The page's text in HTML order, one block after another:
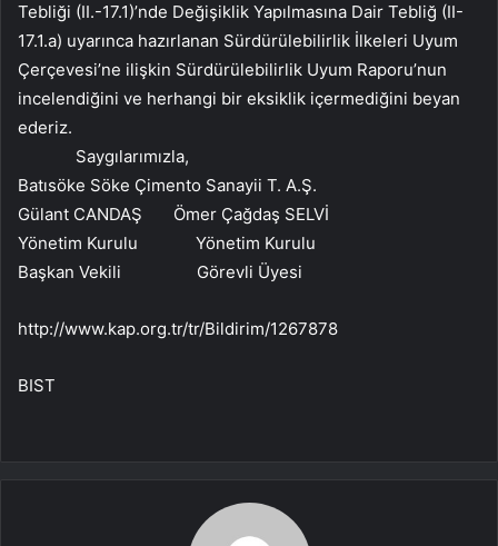
Tebliği (II.-17.1)’nde Değişiklik Yapılmasına Dair Tebliğ (II-
17.1.a) uyarınca hazırlanan Sürdürülebilirlik İlkeleri Uyum
Çerçevesi’ne ilişkin Sürdürülebilirlik Uyum Raporu’nun
incelendiğini ve herhangi bir eksiklik içermediğini beyan
ederiz.
Saygılarımızla,
Batısöke Söke Çimento Sanayii T. A.Ş.
Gülant CANDAŞ Ömer Çağdaş SELVİ
Yönetim Kurulu Yönetim Kurulu
Başkan Vekili Görevli Üyesi
http://www.kap.org.tr/tr/Bildirim/1267878
BIST